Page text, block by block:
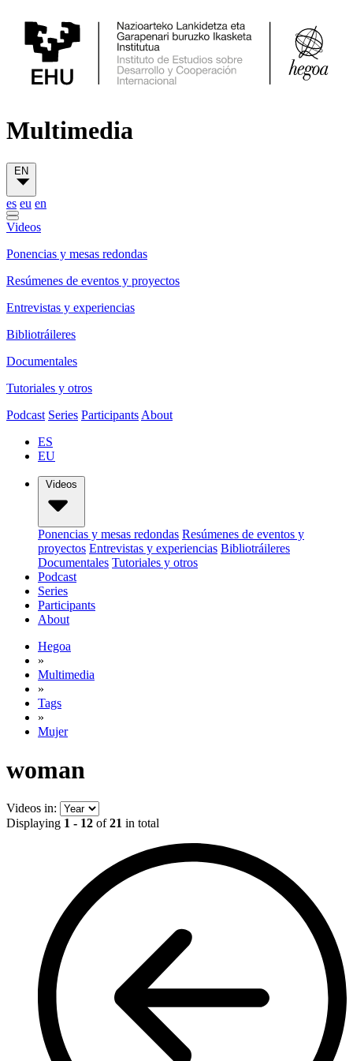
Multimedia
EN
es eu en
Videos
Ponencias y mesas redondas
Resúmenes de eventos y proyectos
Entrevistas y experiencias
Bibliotráileres
Documentales
Tutoriales y otros
Podcast Series Participants About
ES
EU
Videos
Ponencias y mesas redondas Resúmenes de eventos y
proyectos Entrevistas y experiencias Bibliotráileres
Documentales Tutoriales y otros
Podcast
Series
Participants
About
Hegoa
»
Multimedia
»
Tags
»
Mujer
woman
Videos in:
Displaying 1 - 12 of21 in total